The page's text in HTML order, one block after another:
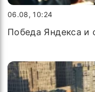
06.08, 10:24
Победа Яндекса и